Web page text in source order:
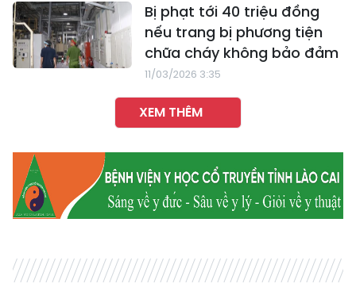
Bị phạt tới 40 triệu đồng
nếu trang bị phương tiện
chữa cháy không bảo đảm
11/03/2026 3:35
XEM THÊM